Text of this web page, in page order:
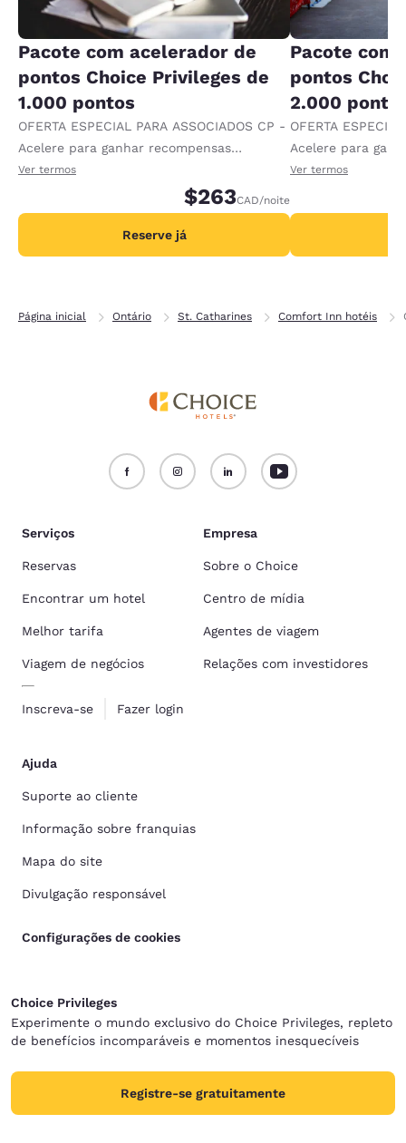
Pacote com acelerador de
pontos Choice Privileges de
1.000 pontos
OFERTA ESPECIAL PARA ASSOCIADOS CP -
Acelere para ganhar recompensas
recebendo 1.000 pontos extras por diária.
Ver termos
$263CAD/noite
Reserve já
Pacote com
pontos
2.000
OFERTA
Acelere para
recebendo 2.000
Ver termos
Página inicial Ontário St. Catharines Comfort Inn hotéis
Serviços
Reservas
Encontrar um hotel
Melhor tarifa
Viagem de negócios
Inscreva-se Fazer login
Empresa
Sobre o Choice
Centro de mídia
Agentes de viagem
Relações com investidores
Ajuda
Suporte ao cliente
Informação sobre franquias
Mapa do site
Divulgação responsável
Configurações de cookies
Choice Privileges
Experimente o mundo exclusivo do Choice Privileges, repleto
de benefícios incomparáveis e momentos inesquecíveis
Registre-se gratuitamente